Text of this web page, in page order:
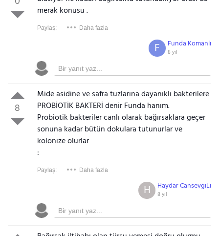
merak konusu .
Paylaş: Daha fazla
Funda Komanlı
8 yıl
F
8
Mide asidine ve safra tuzlarına dayanıklı bakterilere
PROBİOTİK BAKTERİ denir Funda hanım.
Probiotik bakteriler canlı olarak bağırsaklara geçer
sonuna kadar bütün dokulara tutunurlar ve
kolonize olurlar
:
Paylaş: Daha fazla
Haydar CansevgiLi
8 yıl
H